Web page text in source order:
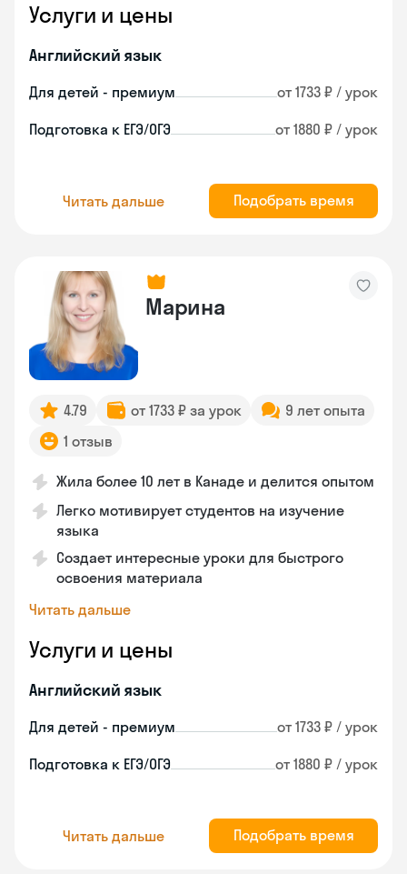
Услуги и цены
Английский язык
Для детей - премиум от 1733 ₽ / урок
Подготовка к ЕГЭ/ОГЭ от 1880 ₽ / урок
Читать дальше Подобрать время
Марина
4.79 от 1733 ₽ за урок
9 лет опыта
1 отзыв
Жила более 10 лет в Канаде и делится опытом
Легко мотивирует студентов на изучение
языка
Создает интересные уроки для быстрого
освоения материала
Читать дальше
Услуги и цены
Английский язык
Для детей - премиум от 1733 ₽ / урок
Подготовка к ЕГЭ/ОГЭ от 1880 ₽ / урок
Читать дальше Подобрать время